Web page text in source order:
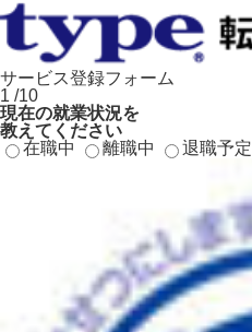
サービス登録フォーム
1 /10
現在の就業状況を
教えてください
在職中
離職中 退職予定